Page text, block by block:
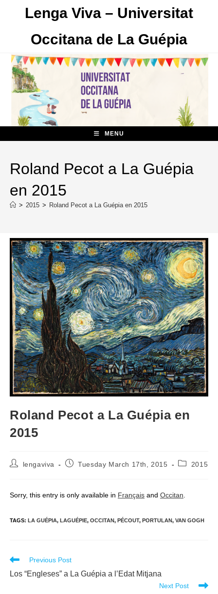
Lenga Viva – Universitat
Occitana de La Guépia
MENU
Roland Pecot a La Guépia
en 2015
> 2015 > Roland Pecot a La Guépia en 2015
Roland Pecot a La Guépia en
2015
Postlengaviva
PostTuesday March 17th, 2015
Post2015
Sorry, this entry is only available in Français and Occitan.
TAGS: LA GUÉPIA, LAGUÉPIE, OCCITAN, PÉCOUT, PORTULAN, VAN GOGH
Read
articles
Previous Post
Los “Engleses” a La Guépia a l’Edat Mitjana
Next Post